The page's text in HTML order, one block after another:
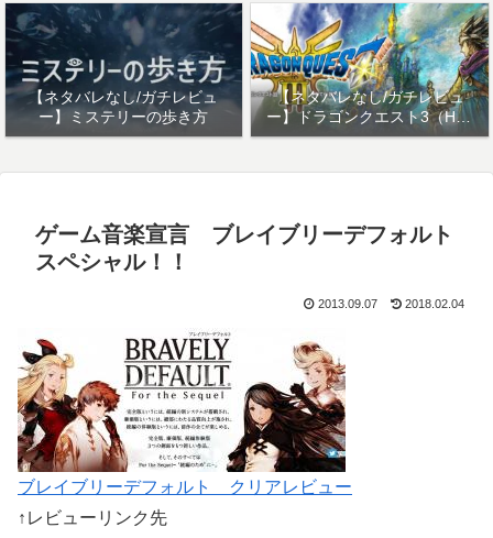
【ネタバレなし/ガチレビュ
ー】ミステリーの歩き方
【ネタバレなし/ガチレビュ
ー】ドラゴンクエスト3（HD-
2Dリメイク）
ゲーム音楽宣言 ブレイブリーデフォルト
スペシャル！！
2013.09.07 2018.02.04
ブレイブリーデフォルト クリアレビュー
↑レビューリンク先